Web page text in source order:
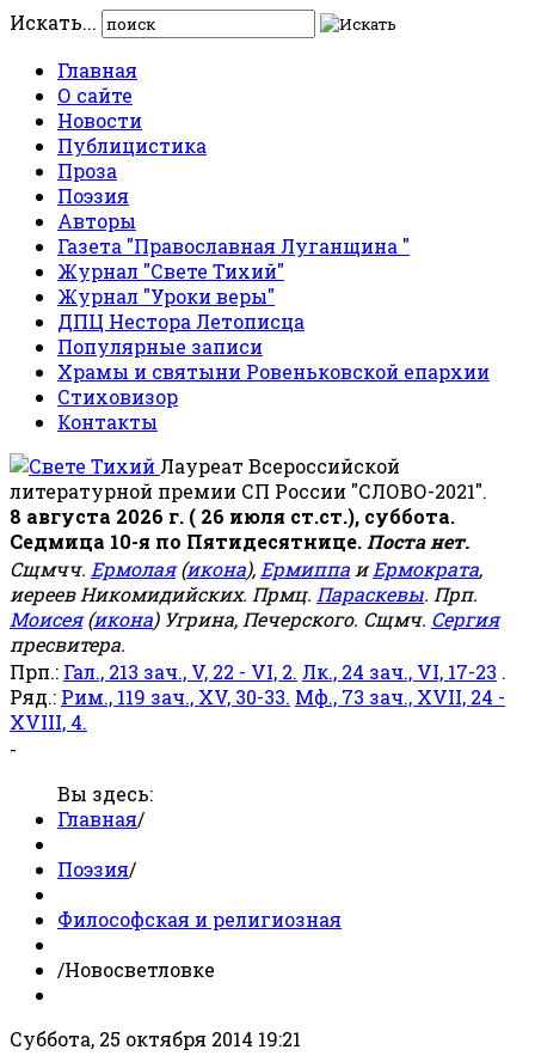
Искать...
Главная
О сайте
Новости
Публицистика
Проза
Поэзия
Авторы
Газета "Православная Луганщина "
Журнал "Свете Тихий"
Журнал "Уроки веры"
ДПЦ Нестора Летописца
Популярные записи
Храмы и святыни Ровеньковской епархии
Стиховизор
Контакты
Лауреат Всероссийской
литературной премии СП России "СЛОВО-2021".
8 августа 2026 г. ( 26 июля ст.ст.), суббота.
Седмица 10-я по Пятидесятнице. Поста нет.
Сщмчч. Ермолая(икона), Ермиппа иЕрмократа,
иереев Никомидийских. Прмц. Параскевы. Прп.
Моисея(икона) Угрина, Печерского. Сщмч. Сергия
пресвитера.
Прп.: Гал., 213 зач., V, 22 - VI, 2. Лк., 24 зач., VI, 17-23 .
Ряд.: Рим., 119 зач., XV, 30-33. Мф., 73 зач., XVII, 24 -
XVIII, 4.
-
Вы здесь:
Главная/
Поэзия/
Философская и религиозная
/Новосветловке
Суббота, 25 октября 2014 19:21